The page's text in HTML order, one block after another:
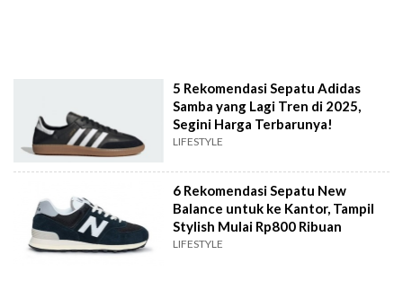
5 Rekomendasi Sepatu Adidas
Samba yang Lagi Tren di 2025,
Segini Harga Terbarunya!
LIFESTYLE
6 Rekomendasi Sepatu New
Balance untuk ke Kantor, Tampil
Stylish Mulai Rp800 Ribuan
LIFESTYLE